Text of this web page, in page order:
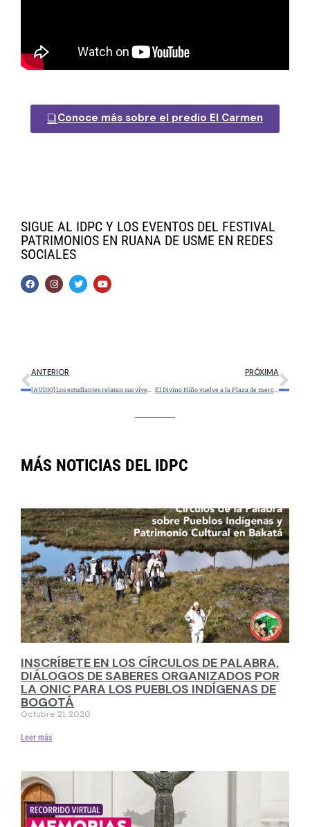
Conoce más sobre el predio El Carmen
SIGUE AL IDPC Y LOS EVENTOS DEL FESTIVAL
PATRIMONIOS EN RUANA DE USME EN REDES
SOCIALES
ANTERIOR PRÓXIMA
MÁS NOTICIAS DEL IDPC
INSCRÍBETE EN LOS CÍRCULOS DE PALABRA,
DIÁLOGOS DE SABERES ORGANIZADOS POR
LA ONIC PARA LOS PUEBLOS INDÍGENAS DE
BOGOTÁ
Octubre 21, 2020
Leer más